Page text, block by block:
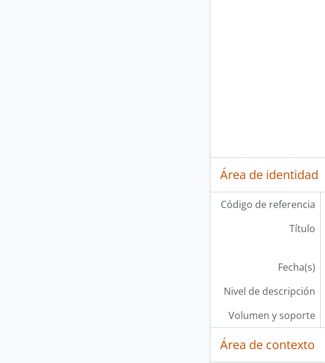
Área de identidad
Código de referencia
Título
Fecha(s)
Nivel de descripción
Volumen y soporte
Área de contexto